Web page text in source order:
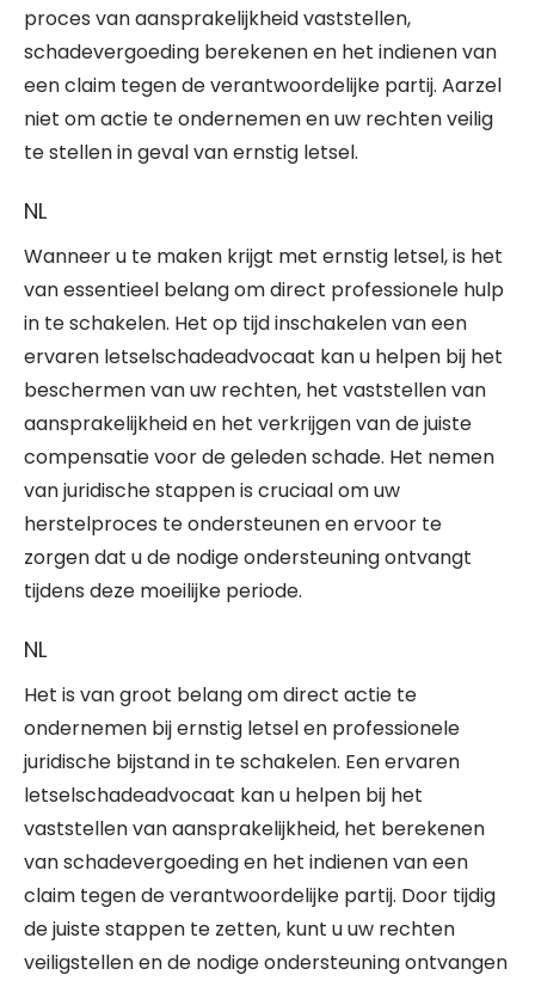
proces van aansprakelijkheid vaststellen,
schadevergoeding berekenen en het indienen van
een claim tegen de verantwoordelijke partij. Aarzel
niet om actie te ondernemen en uw rechten veilig
te stellen in geval van ernstig letsel.
NL
Wanneer u te maken krijgt met ernstig letsel, is het
van essentieel belang om direct professionele hulp
in te schakelen. Het op tijd inschakelen van een
ervaren letselschadeadvocaat kan u helpen bij het
beschermen van uw rechten, het vaststellen van
aansprakelijkheid en het verkrijgen van de juiste
compensatie voor de geleden schade. Het nemen
van juridische stappen is cruciaal om uw
herstelproces te ondersteunen en ervoor te
zorgen dat u de nodige ondersteuning ontvangt
tijdens deze moeilijke periode.
NL
Het is van groot belang om direct actie te
ondernemen bij ernstig letsel en professionele
juridische bijstand in te schakelen. Een ervaren
letselschadeadvocaat kan u helpen bij het
vaststellen van aansprakelijkheid, het berekenen
van schadevergoeding en het indienen van een
claim tegen de verantwoordelijke partij. Door tijdig
de juiste stappen te zetten, kunt u uw rechten
veiligstellen en de nodige ondersteuning ontvangen